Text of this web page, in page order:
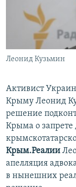
ПОБЕДИТЕЛЕЙ НЕ
УКРАИНСКАЯ
ПРИСОЕДИНЯЙТЕСЬ!
Леонид Кузьмин
Активист
Крыму Леонид
решение
Крыма о запрете
Крым.Реалии
апелляция
в нынешних